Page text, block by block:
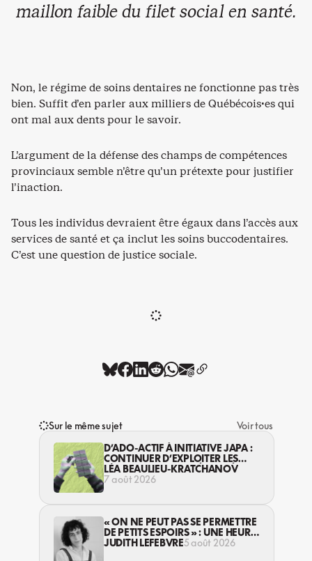
maillon faible du filet social en santé.
Non, le régime de soins dentaires ne fonctionne pas très
bien. Suffit d’en parler aux milliers de Québécois·es qui
ont mal aux dents pour le savoir.
L’argument de la défense des champs de compétences
provinciaux semble n’être qu’un prétexte pour justifier
l’inaction.
Tous les individus devraient être égaux dans l’accès aux
services de santé et ça inclut les soins buccodentaires.
C’est une question de justice sociale.
Sur le même sujet
Voir tous
D’ADO-ACTIF À INITIATIVE JAPA :
CONTINUER D’EXPLOITER LES
JEUNES… DANS LA LÉGALITÉ?
LÉA BEAULIEU-KRATCHANOV
7 août 2026
« ON NE PEUT PAS SE PERMETTRE
DE PETITS ESPOIRS » : UNE HEURE
AVEC AVI LEWIS
JUDITH LEFEBVRE5 août 2026